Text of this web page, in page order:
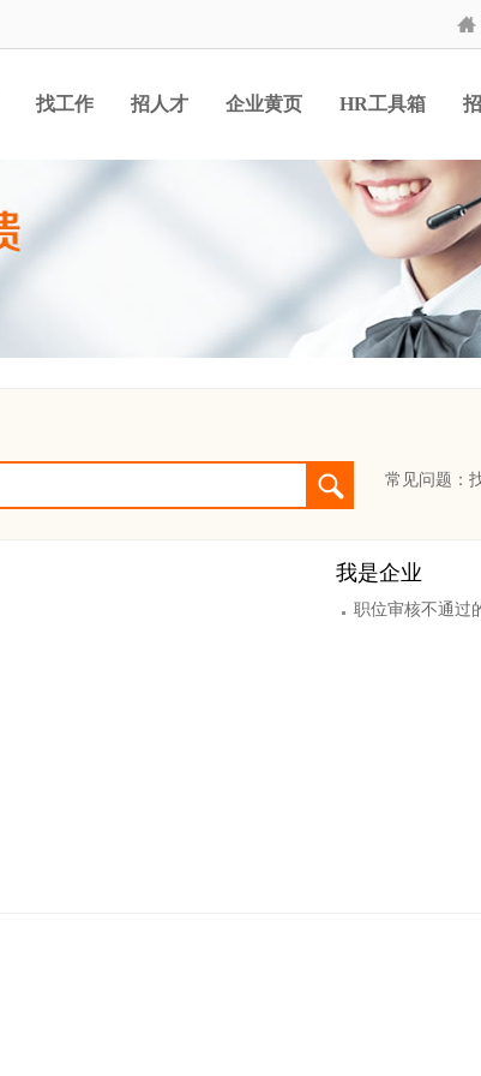
找工作 招人才 企业黄页 HR工具箱
常见问题：
我是企业
职位审核不通过